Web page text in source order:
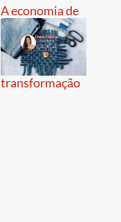
A economia de
transformação